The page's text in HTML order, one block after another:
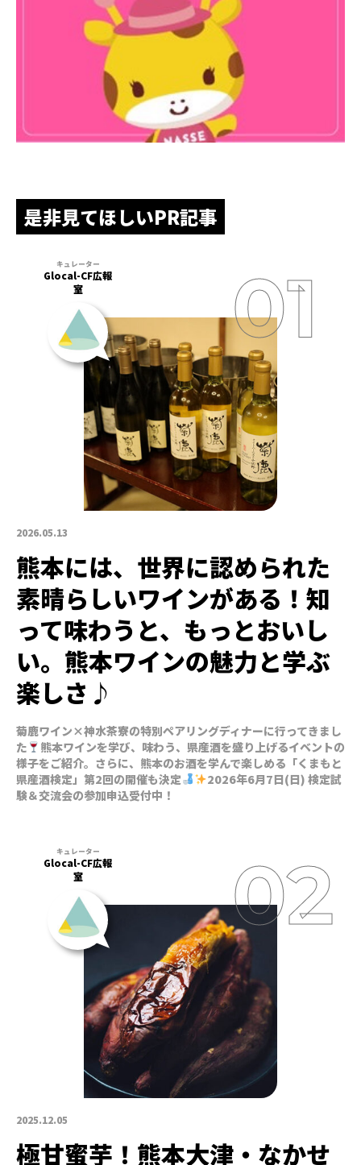
是非見てほしいPR記事
2026.05.13
Glocal-CF広報
室
熊本には、世界に認められた
素晴らしいワインがある！知
って味わうと、もっとおいし
い。熊本ワインの魅力と学ぶ
楽しさ♪
菊鹿ワイン×神水茶寮の特別ペアリングディナーに行ってきまし
た
熊本ワインを学び、味わう、県産酒を盛り上げるイベントの
様子をご紹介。さらに、熊本のお酒を学んで楽しめる「くまもと
県産酒検定」第2回の開催も決定
2026年6月7日(日) 検定試
験＆交流会の参加申込受付中！
2025.12.05
Glocal-CF広報
室
極甘蜜芋！熊本大津・なかせ